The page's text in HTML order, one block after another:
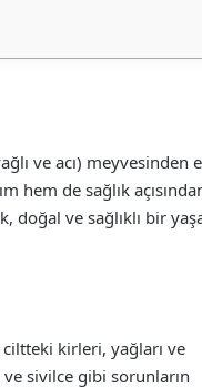
ve acı) meyvesinden
hem de sağlık
doğal ve sağlıklı bir
kirleri, yağları ve
sivilce gibi sorunların